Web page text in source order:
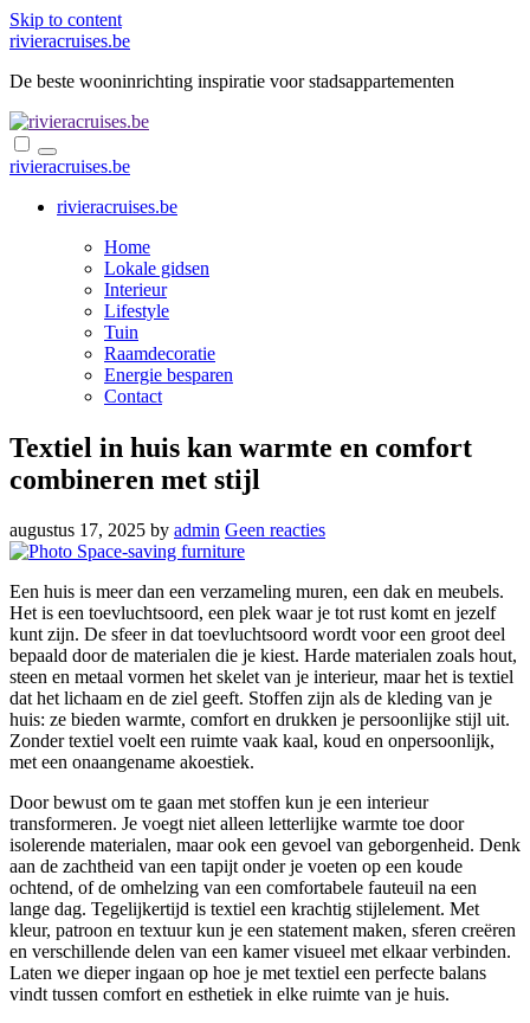
Skip to content
rivieracruises.be
De beste wooninrichting inspiratie voor stadsappartementen
rivieracruises.be
rivieracruises.be
Home
Lokale gidsen
Interieur
Lifestyle
Tuin
Raamdecoratie
Energie besparen
Contact
Textiel in huis kan warmte en comfort
combineren met stijl
augustus 17, 2025 by admin Geen reacties
Een huis is meer dan een verzameling muren, een dak en meubels.
Het is een toevluchtsoord, een plek waar je tot rust komt en jezelf
kunt zijn. De sfeer in dat toevluchtsoord wordt voor een groot deel
bepaald door de materialen die je kiest. Harde materialen zoals hout,
steen en metaal vormen het skelet van je interieur, maar het is textiel
dat het lichaam en de ziel geeft. Stoffen zijn als de kleding van je
huis: ze bieden warmte, comfort en drukken je persoonlijke stijl uit.
Zonder textiel voelt een ruimte vaak kaal, koud en onpersoonlijk,
met een onaangename akoestiek.
Door bewust om te gaan met stoffen kun je een interieur
transformeren. Je voegt niet alleen letterlijke warmte toe door
isolerende materialen, maar ook een gevoel van geborgenheid. Denk
aan de zachtheid van een tapijt onder je voeten op een koude
ochtend, of de omhelzing van een comfortabele fauteuil na een
lange dag. Tegelijkertijd is textiel een krachtig stijlelement. Met
kleur, patroon en textuur kun je een statement maken, sferen creëren
en verschillende delen van een kamer visueel met elkaar verbinden.
Laten we dieper ingaan op hoe je met textiel een perfecte balans
vindt tussen comfort en esthetiek in elke ruimte van je huis.